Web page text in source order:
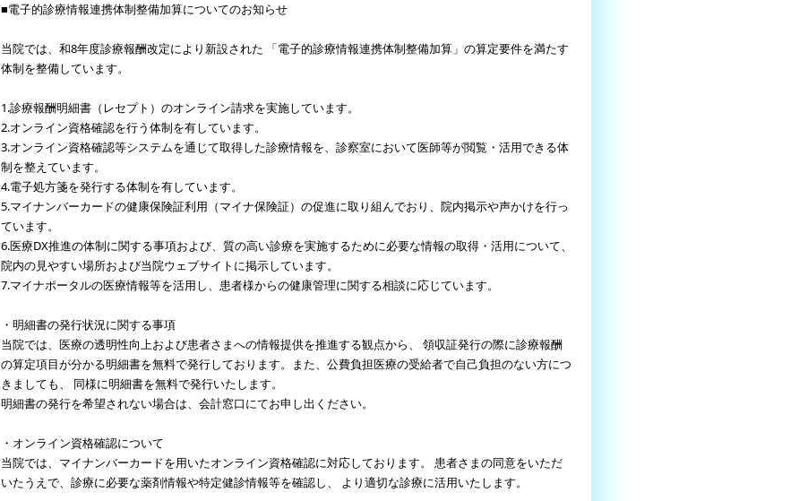
■電子的診療情報連携体制整備加算についてのお知らせ
当院では、和8年度診療報酬改定により新設された 「電子的診療情報連携体制整備加算」の算定要件を満たす
体制を整備しています。
1.診療報酬明細書（レセプト）のオンライン請求を実施しています。
2.オンライン資格確認を行う体制を有しています。
3.オンライン資格確認等システムを通じて取得した診療情報を、診察室において医師等が閲覧・活用できる体
制を整えています。
4.電子処方箋を発行する体制を有しています。
5.マイナンバーカードの健康保険証利用（マイナ保険証）の促進に取り組んでおり、院内掲示や声かけを行っ
ています。
6.医療DX推進の体制に関する事項および、質の高い診療を実施するために必要な情報の取得・活用について、
院内の見やすい場所および当院ウェブサイトに掲示しています。
7.マイナポータルの医療情報等を活用し、患者様からの健康管理に関する相談に応じています。
・明細書の発行状況に関する事項
当院では、医療の透明性向上および患者さまへの情報提供を推進する観点から、 領収証発行の際に診療報酬
の算定項目が分かる明細書を無料で発行しております。また、公費負担医療の受給者で自己負担のない方につ
きましても、 同様に明細書を無料で発行いたします。
明細書の発行を希望されない場合は、会計窓口にてお申し出ください。
・オンライン資格確認について
当院では、マイナンバーカードを用いたオンライン資格確認に対応しております。 患者さまの同意をいただ
いたうえで、診療に必要な薬剤情報や特定健診情報等を確認し、 より適切な診療に活用いたします。